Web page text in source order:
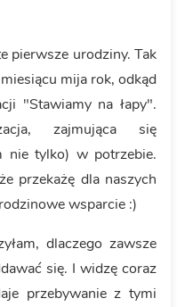
pierwsze urodziny. Tak
mija rok, odkąd
"Stawiamy na łapy".
zajmująca się
nie tylko) w potrzebie.
przekażę dla naszych
wsparcie :)
dlaczego zawsze
się. I widzę coraz
przebywanie z tymi